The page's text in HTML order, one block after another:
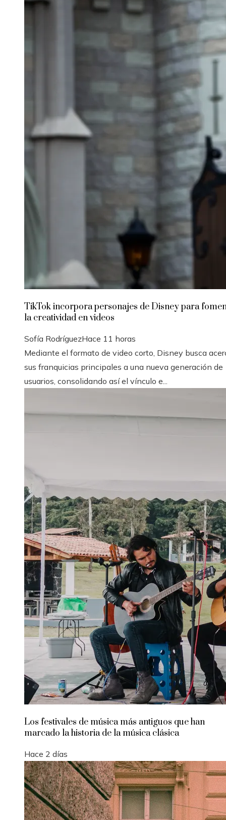
TikTok incorpora personajes de Disney para
la creatividad en videos
Sofía RodríguezHace 11 horas
Mediante el formato de video corto, Disney busca
sus franquicias principales a una nueva generación de
usuarios, consolidando así el vínculo e...
Los festivales de música más antiguos que han
marcado la historia de la música clásica
Hace 2 días